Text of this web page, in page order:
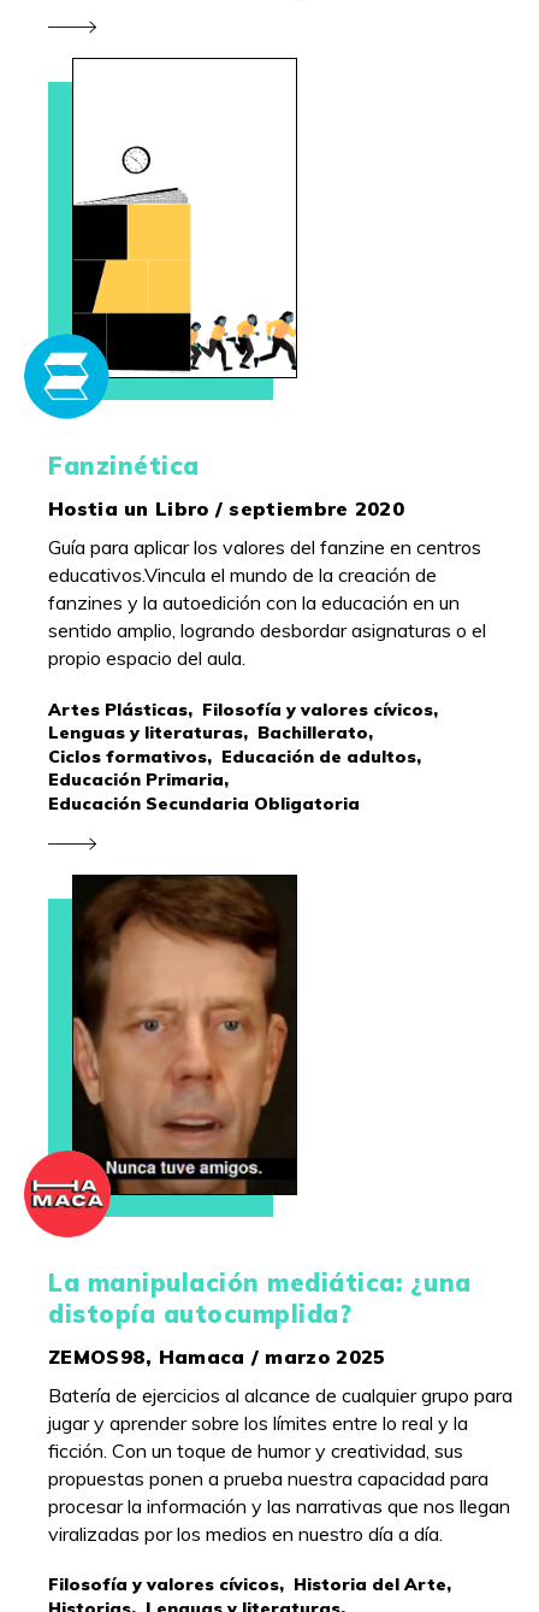
Fanzinética
Hostia un Libro / septiembre 2020
Guía para aplicar los valores del fanzine en centros
educativos.Vincula el mundo de la creación de
fanzines y la autoedición con la educación en un
sentido amplio, logrando desbordar asignaturas o el
propio espacio del aula.
Artes Plásticas, Filosofía y valores cívicos,
Lenguas y literaturas, Bachillerato,
Ciclos formativos, Educación de adultos,
Educación Primaria,
Educación Secundaria Obligatoria
La manipulación mediática: ¿una
distopía autocumplida?
ZEMOS98, Hamaca / marzo 2025
Batería de ejercicios al alcance de cualquier grupo para
jugar y aprender sobre los límites entre lo real y la
ficción. Con un toque de humor y creatividad, sus
propuestas ponen a prueba nuestra capacidad para
procesar la información y las narrativas que nos llegan
viralizadas por los medios en nuestro día a día.
Filosofía y valores cívicos, Historia del Arte,